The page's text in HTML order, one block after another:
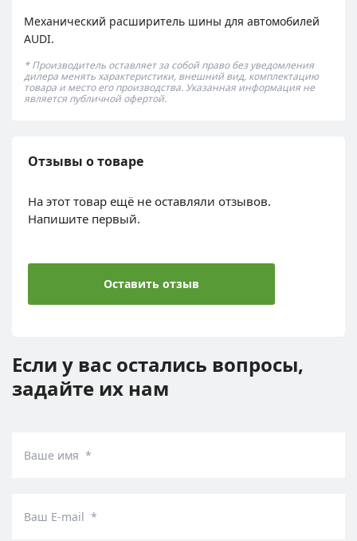
Механический расширитель шины для автомобилей
AUDI.
* Производитель оставляет за собой право без уведомления
дилера менять характеристики, внешний вид, комплектацию
товара и место его производства. Указанная информация не
является публичной офертой.
Отзывы о товаре
На этот товар ещё не оставляли отзывов.
Напишите первый.
Оставить отзыв
Если у вас остались вопросы,
задайте их нам
Ваше имя *
Ваш E-mail *